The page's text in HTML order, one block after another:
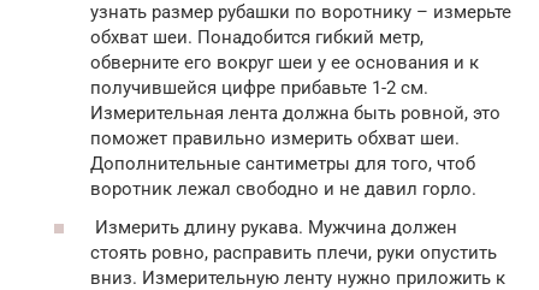
узнать размер рубашки по воротнику – измерьте
обхват шеи. Понадобится гибкий метр,
обверните его вокруг шеи у ее основания и к
получившейся цифре прибавьте 1-2 см.
Измерительная лента должна быть ровной, это
поможет правильно измерить обхват шеи.
Дополнительные сантиметры для того, чтоб
воротник лежал свободно и не давил горло.
Измерить длину рукава. Мужчина должен
стоять ровно, расправить плечи, руки опустить
вниз. Измерительную ленту нужно приложить к